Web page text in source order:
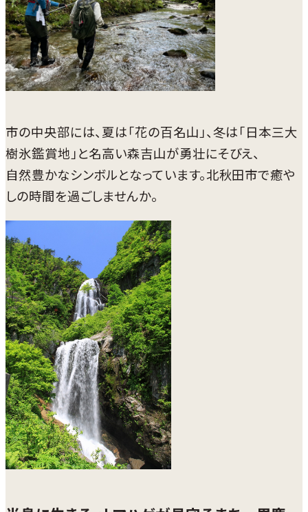
市の中央部には、夏は「花の百名山」、冬は「日本三大
樹氷鑑賞地」と名高い森吉山が勇壮にそびえ、
自然豊かなシンボルとなっています。北秋田市で癒や
しの時間を過ごしませんか。